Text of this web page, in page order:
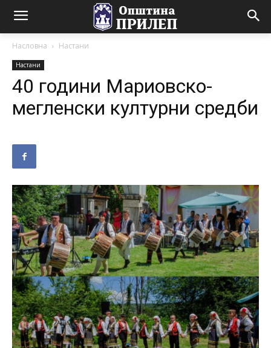
Насловна Настани
Настани
40 години Мариовско-
мегленски културни средби